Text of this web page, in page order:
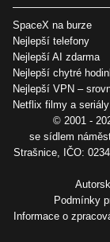
SpaceX na burze
Nejlepší telefony
Nejlepší AI zdarma
Nejlepší chytré
Nejlepší VPN –
Netflix filmy a seriály
© 2001 -
se sídlem
Strašnice, IČO:
Podmínky
Informace o